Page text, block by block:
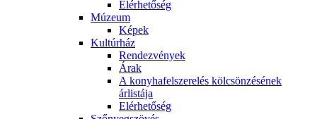
Elérhetőség
Múzeum
Képek
Kultúrház
Rendezvények
Árak
A konyhafelszerelés kölcsönzésének
árlistája
Elérhetőség